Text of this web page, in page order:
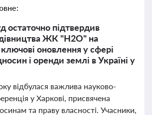
остаточно підтвердив
ЖК "Н2О" на
оновлення у сфері
і оренди землі в Україні у
відбулася важлива науково-
у Харкові, присвячена
та праву власності. Учасники,